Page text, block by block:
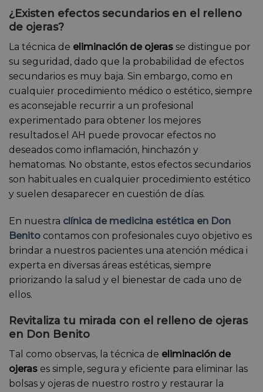
¿Existen efectos secundarios en el relleno
de ojeras?
La técnica de eliminación de ojeras se distingue por
su seguridad, dado que la probabilidad de efectos
secundarios es muy baja. Sin embargo, como en
cualquier procedimiento médico o estético, siempre
es aconsejable recurrir a un profesional
experimentado para obtener los mejores
resultados.el AH puede provocar efectos no
deseados como inflamación, hinchazón y
hematomas. No obstante, estos efectos secundarios
son habituales en cualquier procedimiento estético
y suelen desaparecer en cuestión de días.
En nuestra clínica de medicina estética en Don
Benito contamos con profesionales cuyo objetivo es
brindar a nuestros pacientes una atención médica i
experta en diversas áreas estéticas, siempre
priorizando la salud y el bienestar de cada uno de
ellos.
Revitaliza tu mirada con el relleno de ojeras
en Don Benito
Tal como observas, la técnica de eliminación de
ojeras es simple, segura y eficiente para eliminar las
bolsas y ojeras de nuestro rostro y restaurar la